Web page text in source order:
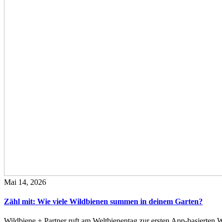
Mai 14, 2026
Zähl mit: Wie viele Wildbienen summen in deinem Garten?